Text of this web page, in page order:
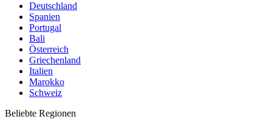
Deutschland
Spanien
Portugal
Bali
Österreich
Griechenland
Italien
Marokko
Schweiz
Beliebte Regionen